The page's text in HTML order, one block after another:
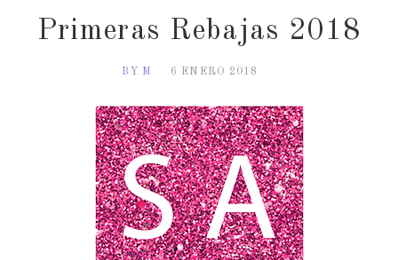
Primeras Rebajas 2018
BY M 6 ENERO 2018